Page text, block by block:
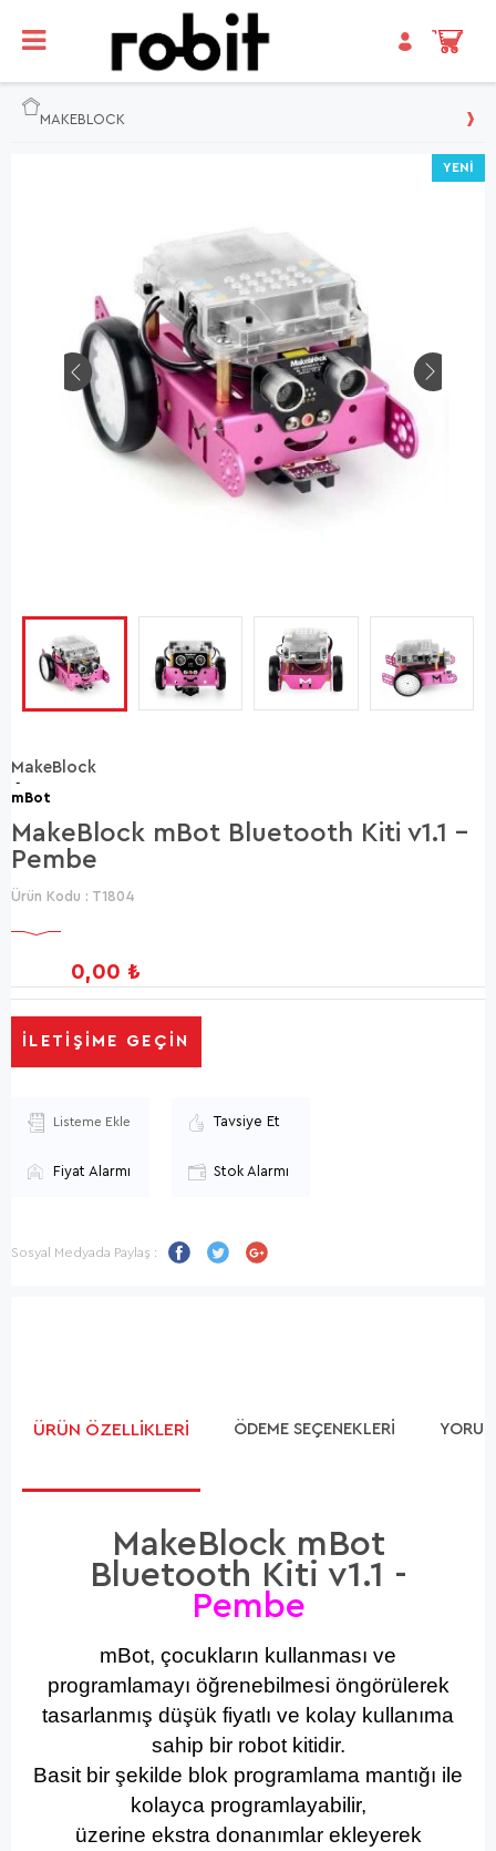
MAKEBLOCK
YENI
MakeBlock
-
mBot
MakeBlock mBot Bluetooth Kiti v1.1 -
Pembe
Ürün Kodu : T1804
0,00 ₺
İLETIŞIME GEÇIN
Listeme Ekle Tavsiye Et
Fiyat Alarmı Stok Alarmı
Sosyal Medyada Paylaş :
ÜRÜN ÖZELLIKLERI ÖDEME SEÇENEKLERI
MakeBlock mBot
Bluetooth Kiti v1.1 -
Pembe
mBot, çocukların kullanması ve
programlamayı öğrenebilmesi öngörülerek
tasarlanmış düşük fiyatlı ve kolay kullanıma
sahip bir robot kitidir.
Basit bir şekilde blok programlama mantığı ile
kolayca programlayabilir,
üzerine ekstra donanımlar ekleyerek